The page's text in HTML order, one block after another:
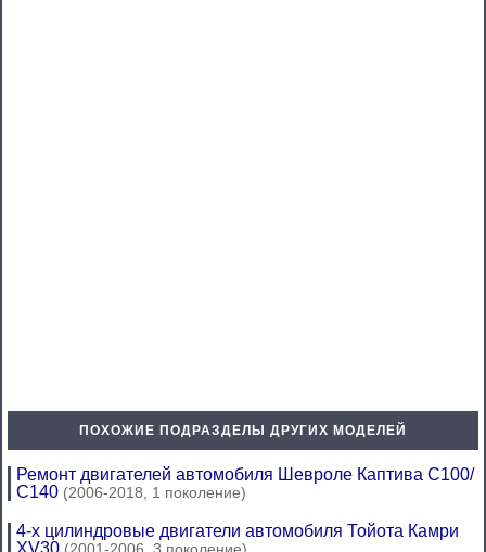
ПОХОЖИЕ ПОДРАЗДЕЛЫ ДРУГИХ МОДЕЛЕЙ
Ремонт двигателей автомобиля Шевроле Каптива С100/
С140 (2006-2018, 1 поколение)
4-х цилиндровые двигатели автомобиля Тойота Камри
XV30